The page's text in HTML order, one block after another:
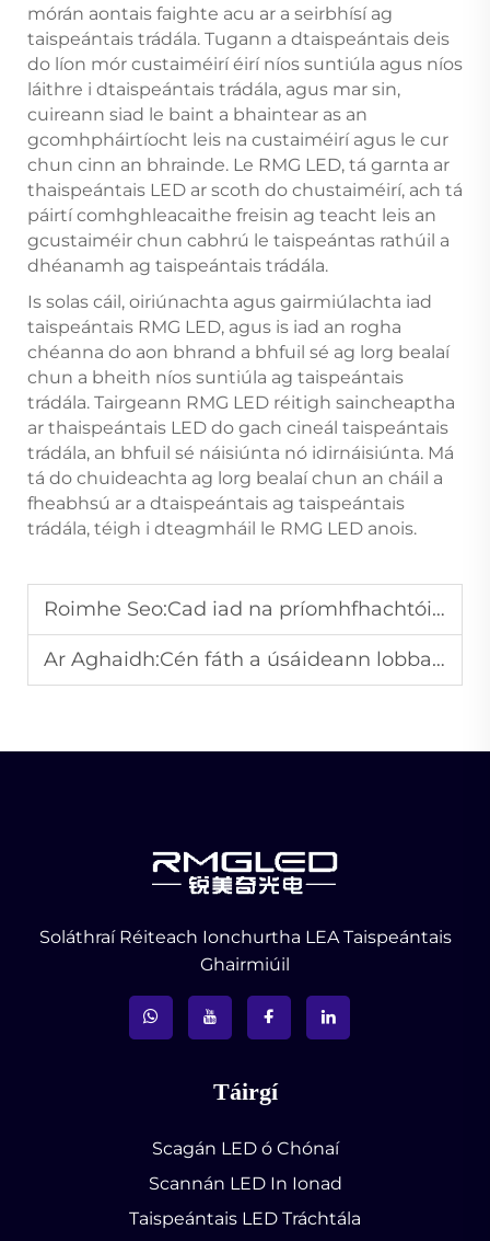
mórán aontais faighte acu ar a seirbhísí ag
taispeántais trádála. Tugann a dtaispeántais deis
do líon mór custaiméirí éirí níos suntiúla agus níos
láithre i dtaispeántais trádála, agus mar sin,
cuireann siad le baint a bhaintear as an
gcomhpháirtíocht leis na custaiméirí agus le cur
chun cinn an bhrainde. Le RMG LED, tá garnta ar
thaispeántais LED ar scoth do chustaiméirí, ach tá
páirtí comhghleacaithe freisin ag teacht leis an
gcustaiméir chun cabhrú le taispeántas rathúil a
dhéanamh ag taispeántais trádála.
Is solas cáil, oiriúnachta agus gairmiúlachta iad
taispeántais RMG LED, agus is iad an rogha
chéanna do aon bhrand a bhfuil sé ag lorg bealaí
chun a bheith níos suntiúla ag taispeántais
trádála. Tairgeann RMG LED réitigh saincheaptha
ar thaispeántais LED do gach cineál taispeántais
trádála, an bhfuil sé náisiúnta nó idirnáisiúnta. Má
tá do chuideachta ag lorg bealaí chun an cháil a
fheabhsú ar a dtaispeántais ag taispeántais
trádála, téigh i dteagmháil le RMG LED anois.
Roimhe Seo:Cad iad na príomhfhachtóirí a chórasann nuair a roghnáimid scáileán fhoilseacháin LED do bhóithre móra?
Ar Aghaidh:Cén fáth a úsáideann lobbaí corparáideacha taispeántais scáileáin LED chun an íomhá branda a phróiseáil?
Soláthraí Réiteach Ionchurtha LEA Taispeántais
Ghairmiúil
Táirgí
Scagán LED ó Chónaí
Scannán LED In Ionad
Taispeántais LED Tráchtála